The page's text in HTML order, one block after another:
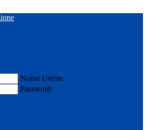
Nome Utente
Password